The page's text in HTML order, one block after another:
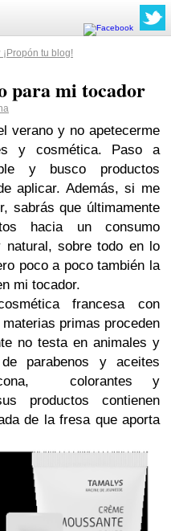
tu blog!
para mi tocador
verano y no apetecerme
y cosmética. Paso a
y busco productos
aplicar. Además, si me
sabrás que últimamente
hacia un consumo
natural, sobre todo en lo
poco a poco también la
mi tocador.
francesa con
primas proceden
no testa en animales y
parabenos y aceites
colorantes y
productos contienen
de la fresa que aporta